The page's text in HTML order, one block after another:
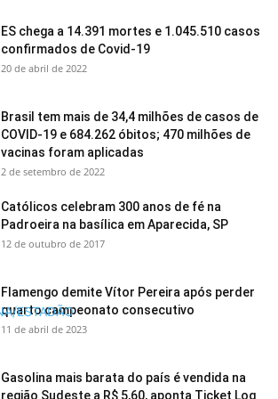
ES chega a 14.391 mortes e 1.045.510 casos
confirmados de Covid-19
20 de abril de 2022
Brasil tem mais de 34,4 milhões de casos de
COVID-19 e 684.262 óbitos; 470 milhões de
vacinas foram aplicadas
2 de setembro de 2022
Católicos celebram 300 anos de fé na
Padroeira na basílica em Aparecida, SP
12 de outubro de 2017
Flamengo demite Vítor Pereira após perder
quarto campeonato consecutivo
11 de abril de 2023
Gasolina mais barata do país é vendida na
região Sudeste a R$ 5,60, aponta Ticket Log